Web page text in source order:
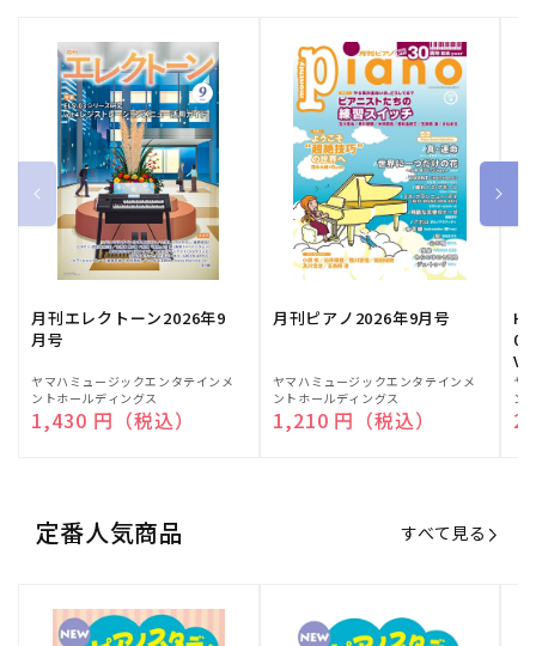
月刊エレクトーン2026年9
月号
販
売
元:
ヤマハミュージックエンタテインメ
ントホールディングス
通常価格
1,430 円（税込）
月刊ピアノ2026年9月号
販
売
元:
ヤマハミュージックエンタテインメ
ントホールディングス
通常価格
1,210 円（税込）
販
売
元:
ヤ
ン
定番人気商品 すべて見る